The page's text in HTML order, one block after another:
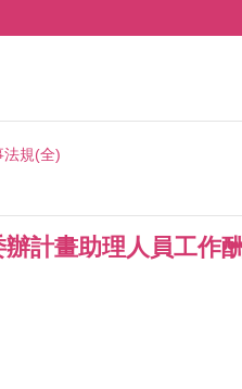
法規(全)
計畫助理人員工作